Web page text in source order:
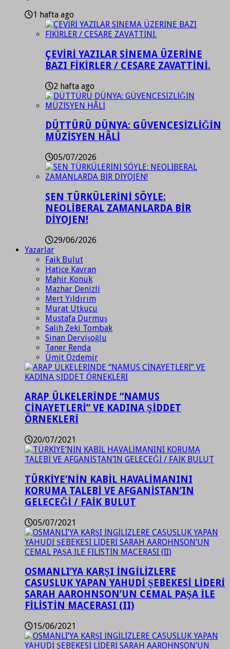
1 hafta ago
ÇEVİRİ YAZILAR SİNEMA ÜZERİNE
BAZI FİKİRLER / CESARE ZAVATTİNİ.
2 hafta ago
DÜTTÜRÜ DÜNYA: GÜVENCESİZLİĞİN
MÜZİSYEN HÂLİ
05/07/2026
SEN TÜRKÜLERİNİ SÖYLE:
NEOLİBERAL ZAMANLARDA BİR
DİYOJEN!
29/06/2026
Yazarlar
Faik Bulut
Hatice Kavran
Mahir Konuk
Mazhar Denizli
Mert Yıldırım
Murat Utkucu
Mustafa Durmuş
Salih Zeki Tombak
Sinan Dervişoğlu
Taner Renda
Ümit Özdemir
ARAP ÜLKELERİNDE “NAMUS
CİNAYETLERİ” VE KADINA ŞİDDET
ÖRNEKLERİ
20/07/2021
TÜRKİYE’NİN KABİL HAVALİMANINI
KORUMA TALEBİ VE AFGANİSTAN’IN
GELECEĞİ / FAİK BULUT
05/07/2021
OSMANLI’YA KARŞI İNGİLİZLERE
CASUSLUK YAPAN YAHUDİ ŞEBEKESİ LİDERİ
SARAH AAROHNSON’UN CEMAL PAŞA İLE
FİLİSTİN MACERASI (II)
15/06/2021